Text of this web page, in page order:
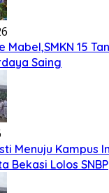
Mabel,SMKN 15
Saing
Menuju Kampus
Bekasi Lolos SNBP